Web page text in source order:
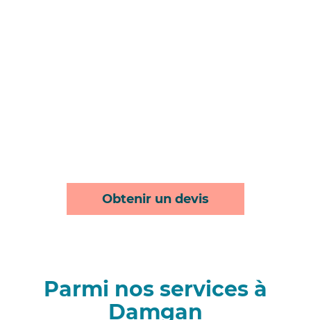
Obtenir un devis
Parmi nos services à
Damgan